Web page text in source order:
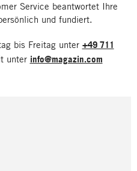
Service beantwortet Ihre
und fundiert.
bis Freitag unter +49 711
unter info@magazin.com